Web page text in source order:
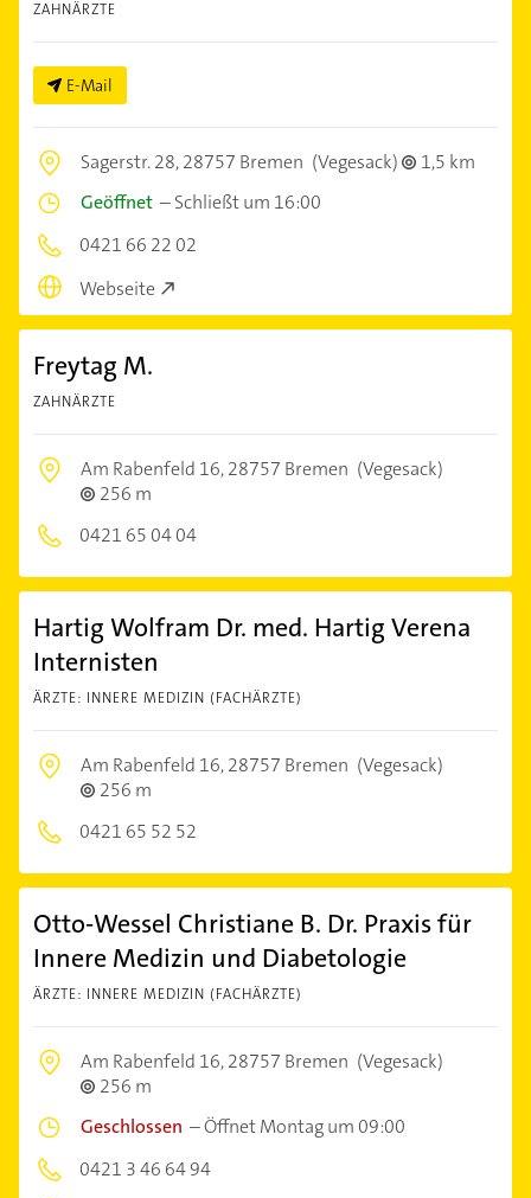
ZAHNÄRZTE
E-Mail
Sagerstr. 28,28757 Bremen (Vegesack)
1,5 km
Geöffnet –Schließt um 16:00
0421 66 22 02
Webseite
Freytag M.
ZAHNÄRZTE
Am Rabenfeld 16,28757 Bremen (Vegesack)
256 m
0421 65 04 04
Hartig Wolfram Dr. med. Hartig Verena
Internisten
ÄRZTE: INNERE MEDIZIN (FACHÄRZTE)
Am Rabenfeld 16,28757 Bremen (Vegesack)
256 m
0421 65 52 52
Otto-Wessel Christiane B. Dr. Praxis für
Innere Medizin und Diabetologie
ÄRZTE: INNERE MEDIZIN (FACHÄRZTE)
Am Rabenfeld 16,28757 Bremen (Vegesack)
256 m
Geschlossen –Öffnet Montag um 09:00
0421 3 46 64 94